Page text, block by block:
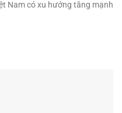
Nam có xu hướng tăng mạnh